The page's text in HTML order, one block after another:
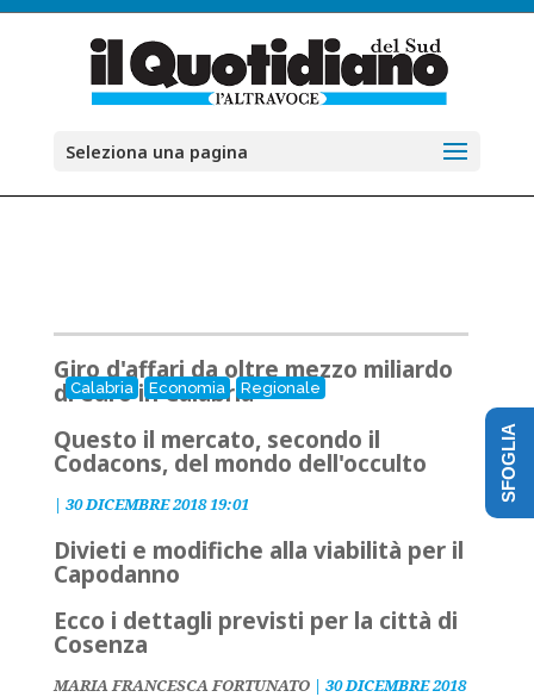
Seleziona una pagina
Calabria Economia Regionale
Giro d'affari da oltre mezzo miliardo
di euro in Calabria
Questo il mercato, secondo il
Codacons, del mondo dell'occulto
| 30 DICEMBRE 2018 19:01
Divieti e modifiche alla viabilità per il
Capodanno
Ecco i dettagli previsti per la città di
Cosenza
MARIA FRANCESCA FORTUNATO| 30 DICEMBRE 2018
SFOGLIA